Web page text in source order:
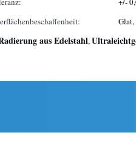
Glat,
aus Edelstahl,